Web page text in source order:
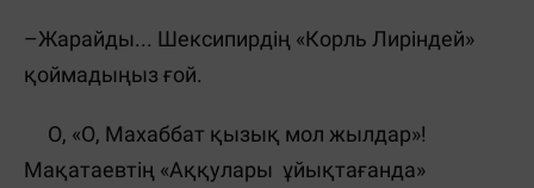
–Жарайды... Шексипирдің «Корль Лиріндей»
қоймадыңыз ғой.
О, «О, Махаббат қызық мол жылдар»!
Мақатаевтің «Аққулары ұйықтағанда»